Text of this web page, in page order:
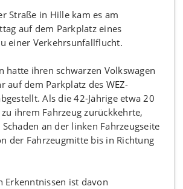
Straße in Hille kam es am
auf dem Parkplatz eines
einer Verkehrsunfallflucht.
hatte ihren schwarzen Volkswagen
auf dem Parkplatz des WEZ-
Als die 42-Jährige etwa 20
ihrem Fahrzeug zurückkehrte,
an der linken Fahrzeugseite
der Fahrzeugmitte bis in Richtung
Erkenntnissen ist davon